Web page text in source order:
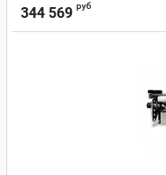
344 569 руб